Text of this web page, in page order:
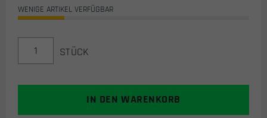
49,95€44,95€.
WENIGE ARTIKEL VERFÜGBAR
KEYMOD
STÜCK
IN DEN WARENKORB